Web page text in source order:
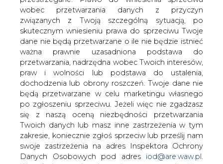
Danych Osobowych pod adres
iod@are.waw.pl
Wycofanie zgody nie wpływa na zgodność z
prawem przetwarzania dokonanego przed jej
wycofaniem.
W dowolnym czasie możesz określić warunki
przechowywania i dostępu do plików cookies w
ustawieniach przeglądarki internetowej.
Jeśli zgadzasz się na wykorzystanie technologii
plików cookies wystarczy kliknąć poniższy przycisk
„Przejdź do serwisu”.
Zarząd Agencji Rynku Energii S.A Wydawca portalu
CIRE.pl
Przesłanie komentarza oznacza akceptację zasad korzystania z portalu
cire.pl
wyślij
KOMENTARZE(0)
Bądź na bieżąco
Podając adres e-mail wyrażają Państwo zgodę
na otrzymywanie treści marketingowych w
postaci newslettera pocztą elektroniczną od